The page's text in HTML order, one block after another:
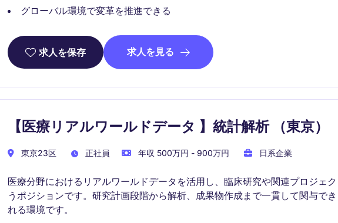
グローバル環境で変革を推進できる
求人を保存 求人を見る
【医療リアルワールドデータ 】統計解析 （東京）
東京23区 正社員 年収 500万円 - 900万円 日系企業
医療分野におけるリアルワールドデータを活用し、臨床研究や関連プロジェ
うポジションです。研究計画段階から解析、成果物作成まで一貫して関与で
れる環境です。